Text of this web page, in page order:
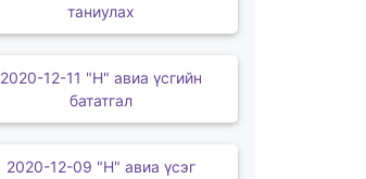
таниулах
2020-12-11 "Н" авиа үсгийн
бататгал
2020-12-09 "Н" авиа үсэг